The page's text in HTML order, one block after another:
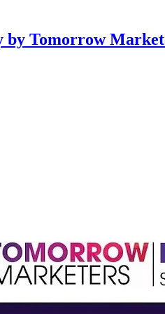
by Tomorrow